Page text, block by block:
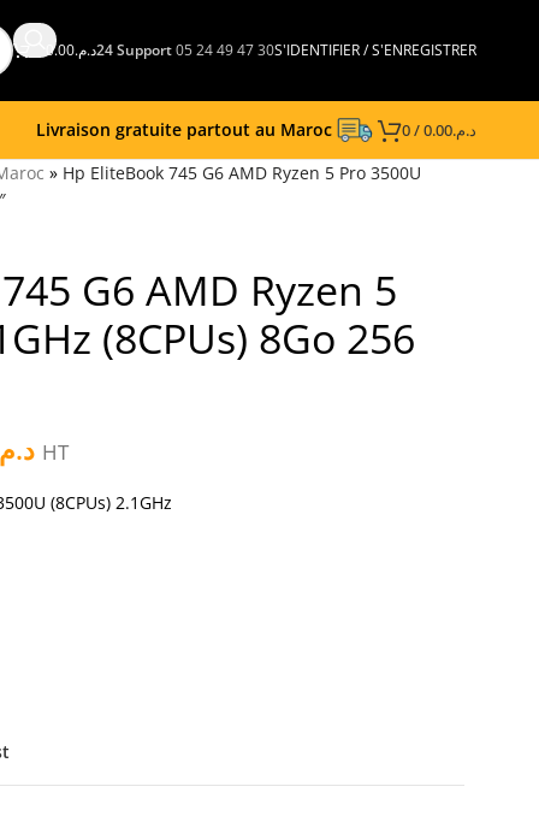
د.م.0.00 24 Support05 24 49 47 30S'IDENTIFIER / S'ENREGISTRER
Livraison gratuite partout au Maroc 0/ د.م.0.00
» Hp EliteBook 745 G6 AMD Ryzen 5 Pro 3500U
G6 AMD Ryzen 5
(8CPUs) 8Go 256
HT
(8CPUs) 2.1GHz